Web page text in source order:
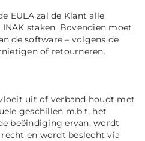
zal de Klant alle
staken. Bovendien moet
de software – volgens de
of retourneren.
uit of verband houdt met
geschillen m.b.t. het
beëindiging ervan, wordt
en wordt beslecht via